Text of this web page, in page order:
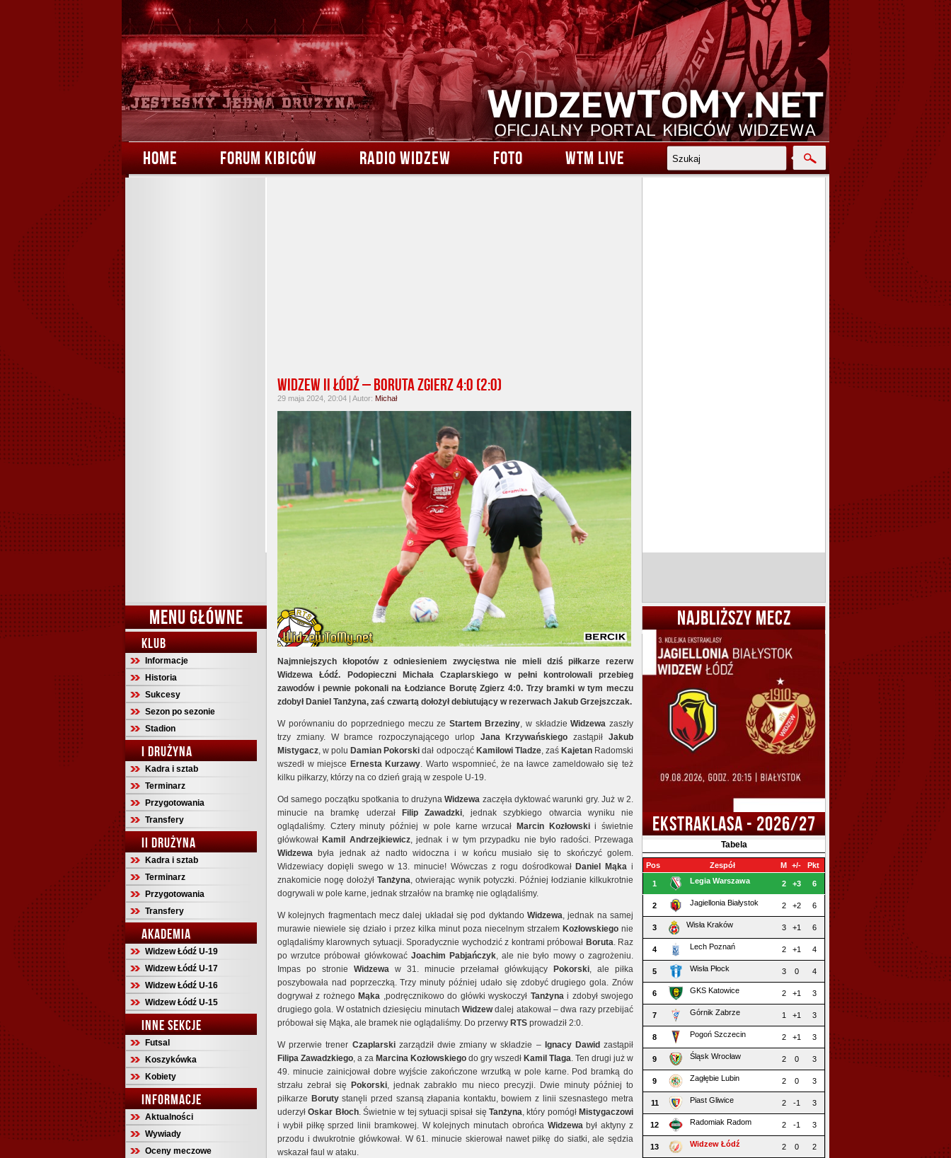
HOME FORUM KIBICÓW RADIO WIDZEW FOTO WTM LIVE
MENU GŁÓWNE
KLUB
Informacje
Historia
Sukcesy
Sezon po sezonie
Stadion
I DRUŻYNA
Kadra i sztab
Terminarz
Przygotowania
Transfery
II DRUŻYNA
Kadra i sztab
Terminarz
Przygotowania
Transfery
AKADEMIA
Widzew Łódź U-19
Widzew Łódź U-17
Widzew Łódź U-16
Widzew Łódź U-15
INNE SEKCJE
Futsal
Koszykówka
Kobiety
INFORMACJE
Aktualności
Wywiady
Oceny meczowe
Widzew II Łódź – Boruta Zgierz 4:0 (2:0)
29 maja 2024, 20:04 | Autor: Michał
Najmniejszych kłopotów z odniesieniem zwycięstwa nie mieli dziś piłkarze rezerw
Widzewa Łódź. Podopieczni Michała Czaplarskiego w pełni kontrolowali przebieg
zawodów i pewnie pokonali na Łodziance Borutę Zgierz 4:0. Trzy bramki w tym meczu
zdobył Daniel Tanżyna, zaś czwartą dołożył debiutujący w rezerwach Jakub Grzejszczak.
W porównaniu do poprzedniego meczu ze Startem Brzeziny, w składzieWidzewa zaszły
trzy zmiany. W bramce rozpoczynającego urlop Jana Krzywańskiego zastąpiłJakub
Mistygacz, w polu Damian Pokorski dał odpocząć Kamilowi Tladze, zaś KajetanRadomski
wszedł w miejsce Ernesta Kurzawy. Warto wspomnieć, że na ławce zameldowało się też
kilku piłkarzy, którzy na co dzień grają w zespole U-19.
Od samego początku spotkania to drużynaWidzewa zaczęła dyktować warunki gry. Już w 2.
minucie na bramkę uderzał
Filip Zawadzki, jednak szybkiego otwarcia wyniku nie
oglądaliśmy. Cztery minuty później w pole karne wrzucał
Marcin Kozłowskii świetnie
główkował Kamil Andrzejkiewicz, jednak i w tym przypadku nie było radości. Przewaga
Widzewa była jednak aż nadto widoczna i w końcu musiało się to skończyć golem.
Widzewiacy dopięli swego w 13. minucie! Wówczas z rogu dośrodkował Daniel Mąka i
znakomicie nogę dołożyłTanżyna, otwierając wynik potyczki. Później łodzianie kilkukrotnie
dogrywali w pole karne, jednak strzałów na bramkę nie oglądaliśmy.
W kolejnych fragmentach mecz dalej układał się pod dyktando Widzewa, jednak na samej
murawie niewiele się działo i przez kilka minut poza niecelnym strzałem Kozłowskiego nie
oglądaliśmy klarownych sytuacji. Sporadycznie wychodzić z kontrami próbował Boruta. Raz
po wrzutce próbował główkować Joachim Pabjańczyk, ale nie było mowy o zagrożeniu.
Impas po stronie Widzewa w 31. minucie przełamał główkujący Pokorski, ale piłka
poszybowała nad poprzeczką. Trzy minuty później udało się zdobyć drugiego gola. Znów
dogrywał z rożnego Mąka ,podręcznikowo do główki wyskoczył Tanżynai zdobył swojego
drugiego gola. W ostatnich dziesięciu minutach Widzewdalej atakował – dwa razy przebijać
próbował się Mąka, ale bramek nie oglądaliśmy. Do przerwy RTS prowadził 2:0.
W przerwie trener Czaplarskizarządził dwie zmiany w składzie – Ignacy Dawid zastąpił
Filipa Zawadzkiego, a za Marcina Kozłowskiego do gry wszedł Kamil Tlaga. Ten drugi już w
49. minucie zainicjował dobre wyjście zakończone wrzutką w pole karne. Pod bramką do
strzału zebrał się
Pokorski, jednak zabrakło mu nieco precyzji. Dwie minuty później to
piłkarze Borutystanęli przed szansą złapania kontaktu, bowiem z linii szesnastego metra
uderzyłOskar Błoch. Świetnie w tej sytuacji spisał sięTanżyna, który pomógł Mistygaczowi
i wybił piłkę sprzed linii bramkowej. W kolejnych minutach obrońca Widzewabył aktyny z
przodu i dwukrotnie główkował. W 61. minucie skierował nawet piłkę do siatki, ale sędzia
wskazał faul w ataku.
NAJBLIŻSZY MECZ
EKSTRAKLASA - 2026/27
Tabela
Pos Zespół M +/- Pkt
1 Legia Warszawa 2 +3 6
2 Jagiellonia Białystok 2 +2 6
3 Wisła Kraków 3 +1 6
4 Lech Poznań 2 +1 4
5 Wisła Płock 3 0 4
6 GKS Katowice 2 +1 3
7 Górnik Zabrze 1 +1 3
8 Pogoń Szczecin 2 +1 3
9 Śląsk Wrocław 2 0 3
9 Zagłębie Lubin 2 0 3
11 Piast Gliwice 2 -1 3
12 Radomiak Radom 2 -1 3
13 Widzew Łódź 2 0 2